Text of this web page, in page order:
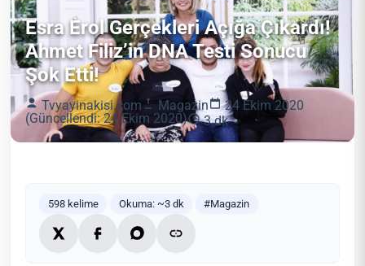
Esra Erol Gerçekleri Açığa Çıkardı!
Ahmet Filiz’in DNA Testi Sonucu
Şok Etti!
Tvyayinakisi.com Magazin
24 Ekim 2020
(Güncellendi: 24 Ekim 2020)
3 dk
598 kelime Okuma: ~3 dk #Magazin